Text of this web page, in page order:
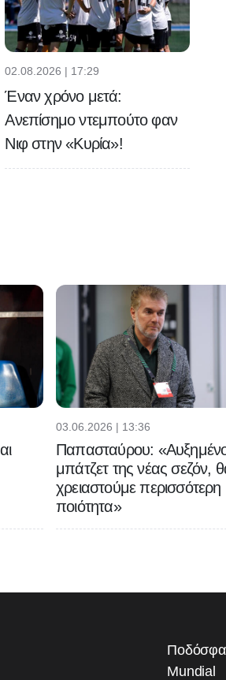
02.08.2026 | 17:29
Έναν χρόνο μετά:
Ανεπίσημο ντεμπούτο φαν
Νιφ στην «Κυρία»!
03.06.2026 | 13:36
Παπασταύρου:
μπάτζετ της νέας σεζόν,
χρειαστούμε περισσότερη
ποιότητα»
Mundial